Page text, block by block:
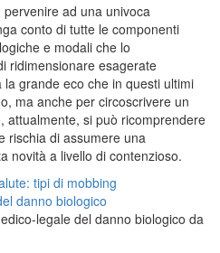
ad una univoca
conto di tutte le componenti
e modali che lo
ridimensionare esagerate
grande eco che in questi ultimi
ma anche per circoscrivere un
attualmente, si può ricomprendere
rischia di assumere una
novità a livello di contenzioso.
tipi di mobbing
danno biologico
legale del danno biologico da